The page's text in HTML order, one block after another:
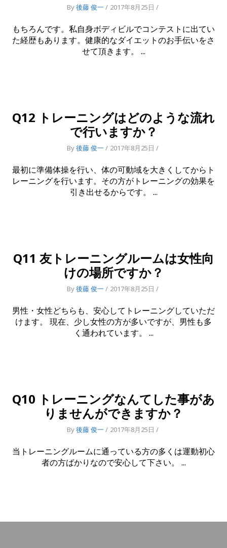
By後藤 俊一 2017年8月25日
もちろんです。私自身ボディビルでコンテストに出てい
た経歴もあります。健康的なダイエットのお手伝いをさ
せて頂きます。
Q12 トレーニングはどのような流れ
で行いますか？
By後藤 俊一 2017年8月25日
最初に準備体操を行い、体の可動域を大きくしてからト
レーニングを行います。その方がトレーニングの効果を
引き出せるからです。
Q11 友トレーニングルームは女性向
けの場所ですか？
By後藤 俊一 2017年8月25日
男性・女性どちらも、安心してトレーニングしていただ
けます。 現在、少し女性の方が多いですが、男性も多
く通われています。
Q10 トレーニングなんてした事があ
りませんができますか？
By後藤 俊一 2017年8月25日
当トレーニングルームに通っている方の多くは運動初心
者の方ばかりなので安心して下さい。